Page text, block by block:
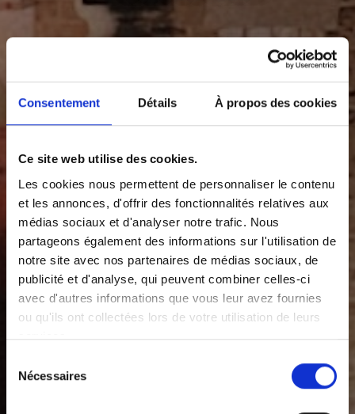
Consentement Détails À propos des cookies
Ce site web utilise des cookies.
Les cookies nous permettent de personnaliser le contenu
et les annonces, d'offrir des fonctionnalités relatives aux
médias sociaux et d'analyser notre trafic. Nous
partageons également des informations sur l'utilisation de
notre site avec nos partenaires de médias sociaux, de
publicité et d'analyse, qui peuvent combiner celles-ci
avec d'autres informations que vous leur avez fournies
ou qu'ils ont collectées lors de votre utilisation de leurs
services.
Nécessaires